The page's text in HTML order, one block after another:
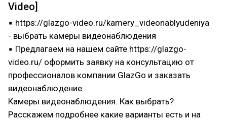
Video]
▪ https://glazgo-video.ru/kamery_videonablyudeniya
- выбрать камеры видеонаблюдения
▪ Предлагаем на нашем сайте https://glazgo-
video.ru/ оформить заявку на консультацию от
профессионалов компании GlazGo и заказать
видеонаблюдение.
Камеры видеонаблюдения. Как выбрать?
Расскажем подробнее какие варианты есть и на